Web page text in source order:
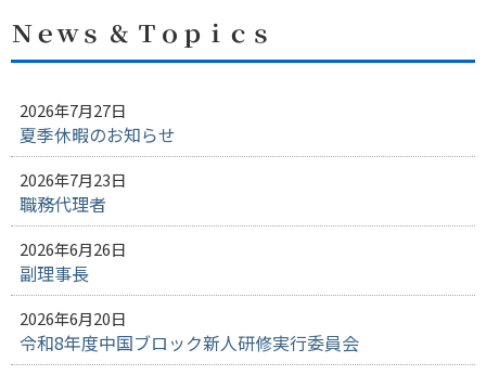
Ｎｅｗｓ ＆ Ｔｏｐｉｃｓ
2026年7月27日
夏季休暇のお知らせ
2026年7月23日
職務代理者
2026年6月26日
副理事長
2026年6月20日
令和8年度中国ブロック新人研修実行委員会